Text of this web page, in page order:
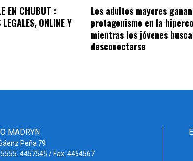
EN CHUBUT :
ONLINE Y
Los adultos mayores ganan
protagonismo en la
mientras los jóvenes
desconectarse
MADRYN
Peña 79
4457545 / Fax: 4454567